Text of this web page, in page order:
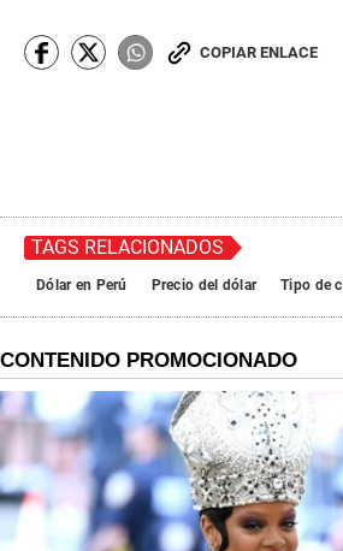
COPIAR ENLACE
TAGS RELACIONADOS
Dólar en Perú Precio del dólar Tipo de